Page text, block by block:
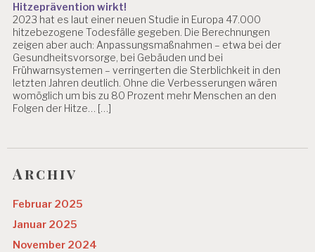
Hitzeprävention wirkt!
2023 hat es laut einer neuen Studie in Europa 47.000
hitzebezogene Todesfälle gegeben. Die Berechnungen
zeigen aber auch: Anpassungsmaßnahmen – etwa bei der
Gesundheitsvorsorge, bei Gebäuden und bei
Frühwarnsystemen – verringerten die Sterblichkeit in den
letzten Jahren deutlich. Ohne die Verbesserungen wären
womöglich um bis zu 80 Prozent mehr Menschen an den
Folgen der Hitze… […]
Archiv
Februar 2025
Januar 2025
November 2024